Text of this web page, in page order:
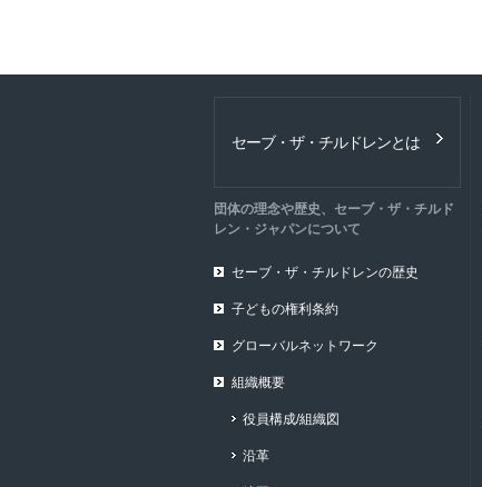
セーブ・ザ・チルドレンとは
団体の理念や歴史、セーブ・ザ・チルド
レン・ジャパンについて
セーブ・ザ・チルドレンの歴史
子どもの権利条約
グローバルネットワーク
組織概要
役員構成/組織図
沿革